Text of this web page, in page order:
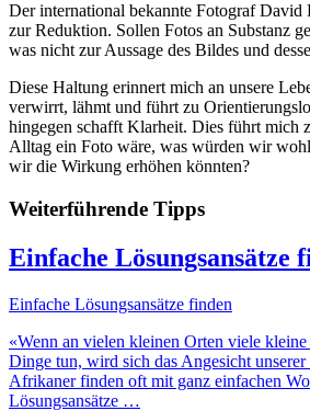
Der international bekannte Fotograf
zur Reduktion. Sollen Fotos an Substanz
was nicht zur Aussage des Bildes und
Diese Haltung erinnert mich an unsere
verwirrt, lähmt und führt zu
hingegen schafft Klarheit. Dies führt mich
Alltag ein Foto wäre, was würden wir
wir die Wirkung erhöhen könnten?
Weiterführende Tipps
Einfache Lösungsansätze
Einfache Lösungsansätze finden
«Wenn an vielen kleinen Orten viele
Dinge tun, wird sich das Angesicht unserer
Afrikaner finden oft mit ganz einfachen
Lösungsansätze …